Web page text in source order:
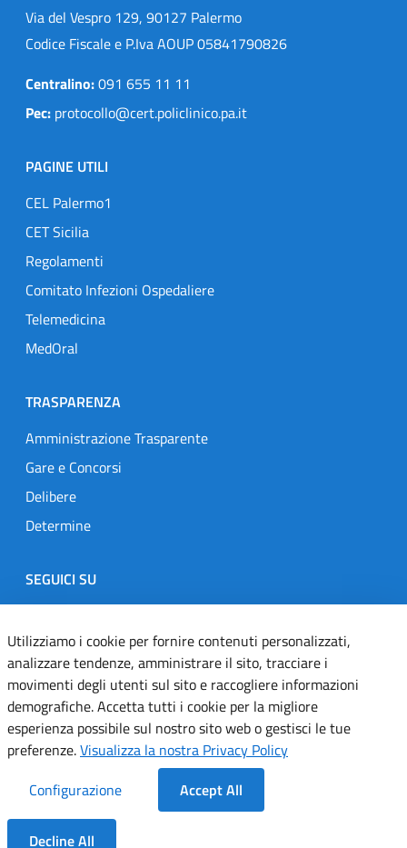
Via del Vespro 129, 90127 Palermo
Codice Fiscale e P.Iva AOUP 05841790826
Centralino:091 655 11 11
Pec: protocollo@cert.policlinico.pa.it
PAGINE UTILI
CEL Palermo1
CET Sicilia
Regolamenti
Comitato Infezioni Ospedaliere
Telemedicina
MedOral
TRASPARENZA
Amministrazione Trasparente
Gare e Concorsi
Delibere
Determine
SEGUICI SU
Designers Italia
TwitterInstagramYoutubeLinkedin
Dichiarazione di accessibilità
Informativa cookie
Note legali
Utilizziamo i cookie per fornire contenuti personalizzati,
analizzare tendenze, amministrare il sito, tracciare i
movimenti degli utenti sul sito e raccogliere informazioni
demografiche. Accetta tutti i cookie per la migliore
esperienza possibile sul nostro sito web o gestisci le tue
preferenze.Visualizza la nostra Privacy Policy
Configurazione
Accept All
Decline All